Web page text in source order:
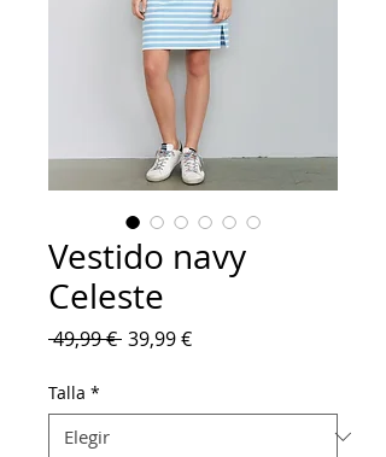
Vestido navy
Celeste
49,99 € Precio
39,99 €Precio
Talla *